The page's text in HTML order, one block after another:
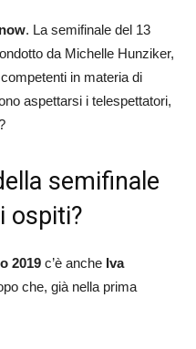
. La semifinale del 13
da Michelle Hunziker,
in materia di
aspettarsi i telespettatori,
semifinale
ospiti?
2019 c’è anche Iva
che, già nella prima